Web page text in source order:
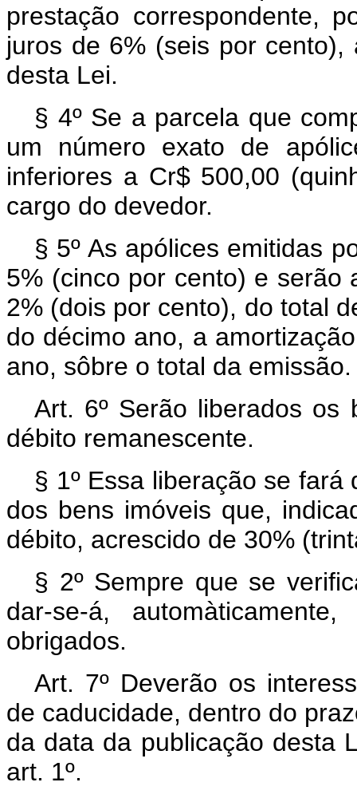
prestação correspondente,
juros de 6% (seis por
desta Lei.
§ 4º Se a parcela que
um número exato de
inferiores a Cr$ 500,00
cargo do devedor.
§ 5º As apólices emitidas
5% (cinco por cento) e serão
2% (dois por cento), do total
do décimo ano, a
ano, sôbre o total da emissão.
Art. 6º Serão liberados os
débito remanescente.
§ 1º Essa liberação se
dos bens imóveis que,
débito, acrescido de 30%
§ 2º Sempre que se
dar-se-á,
obrigados.
Art. 7º Deverão os
de caducidade, dentro do
da data da publicação desta
art. 1º.